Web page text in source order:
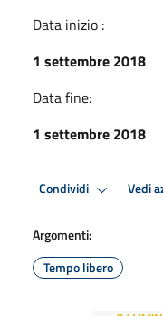
Data inizio :
1 settembre 2018
Data fine:
1 settembre 2018
Condividi Vedi
Argomenti:
Tempo libero